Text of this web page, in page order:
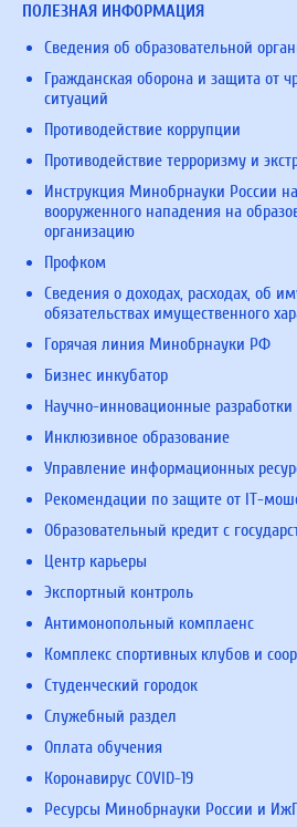
ПОЛЕЗНАЯ ИНФОРМАЦИЯ
Сведения об образовательной
Гражданская оборона и защита от
ситуаций
Противодействие коррупции
Противодействие терроризму и
Инструкция Минобрнауки России
вооруженного нападения на
организацию
Профком
Сведения о доходах, расходах, об
обязательствах имущественного
Горячая линия Минобрнауки РФ
Бизнес инкубатор
Научно-инновационные разработки
Инклюзивное образование
Управление информационных
Рекомендации по защите от IT-
Образовательный кредит с
Центр карьеры
Экспортный контроль
Антимонопольный комплаенс
Комплекс спортивных клубов и
Студенческий городок
Служебный раздел
Оплата обучения
Коронавирус COVID-19
Ресурсы Минобрнауки России и